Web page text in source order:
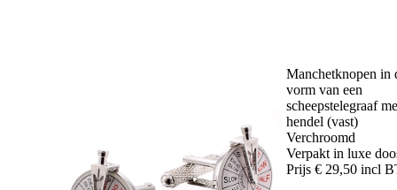
Manchetknopen in
vorm van een
scheepstelegraaf
hendel (vast)
Verchroomd
Verpakt in luxe
Prijs € 29,50 incl